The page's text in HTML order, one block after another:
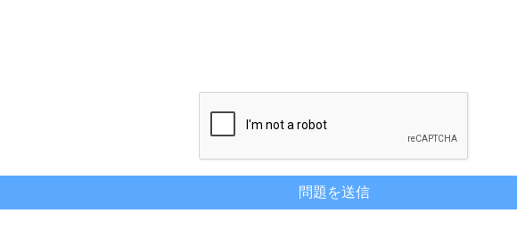
問題を送信